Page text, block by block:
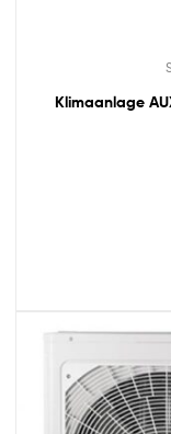
Klimaanlage